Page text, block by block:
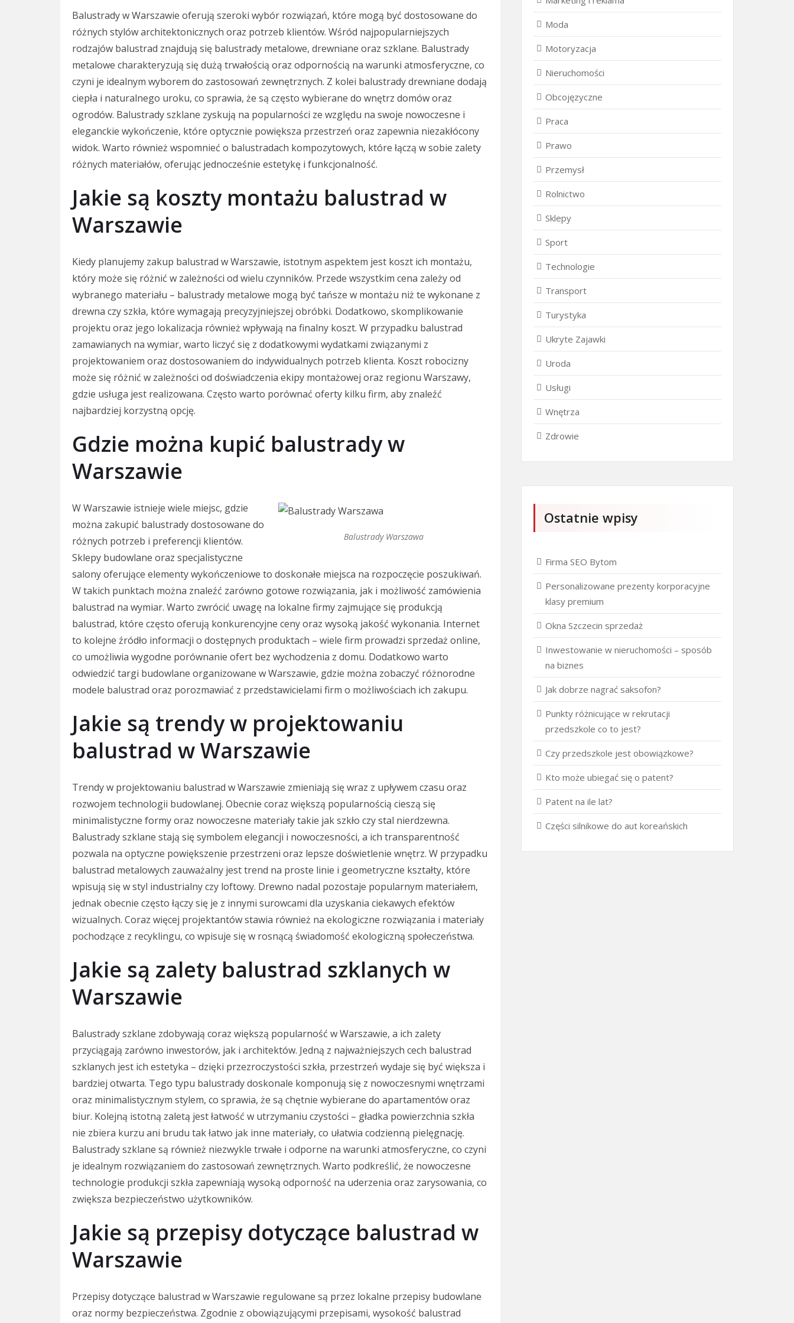
Balustrady w Warszawie oferują szeroki wybór rozwiązań, które mogą być dostosowane do
różnych stylów architektonicznych oraz potrzeb klientów. Wśród najpopularniejszych
rodzajów balustrad znajdują się balustrady metalowe, drewniane oraz szklane. Balustrady
metalowe charakteryzują się dużą trwałością oraz odpornością na warunki atmosferyczne, co
czyni je idealnym wyborem do zastosowań zewnętrznych. Z kolei balustrady drewniane dodają
ciepła i naturalnego uroku, co sprawia, że są często wybierane do wnętrz domów oraz
ogrodów. Balustrady szklane zyskują na popularności ze względu na swoje nowoczesne i
eleganckie wykończenie, które optycznie powiększa przestrzeń oraz zapewnia niezakłócony
widok. Warto również wspomnieć o balustradach kompozytowych, które łączą w sobie zalety
różnych materiałów, oferując jednocześnie estetykę i funkcjonalność.
Jakie są koszty montażu balustrad w
Warszawie
Kiedy planujemy zakup balustrad w Warszawie, istotnym aspektem jest koszt ich montażu,
który może się różnić w zależności od wielu czynników. Przede wszystkim cena zależy od
wybranego materiału – balustrady metalowe mogą być tańsze w montażu niż te wykonane z
drewna czy szkła, które wymagają precyzyjniejszej obróbki. Dodatkowo, skomplikowanie
projektu oraz jego lokalizacja również wpływają na finalny koszt. W przypadku balustrad
zamawianych na wymiar, warto liczyć się z dodatkowymi wydatkami związanymi z
projektowaniem oraz dostosowaniem do indywidualnych potrzeb klienta. Koszt robocizny
może się różnić w zależności od doświadczenia ekipy montażowej oraz regionu Warszawy,
gdzie usługa jest realizowana. Często warto porównać oferty kilku firm, aby znaleźć
najbardziej korzystną opcję.
Gdzie można kupić balustrady w
Warszawie
Balustrady Warszawa
W Warszawie istnieje wiele miejsc, gdzie
można zakupić balustrady dostosowane do
różnych potrzeb i preferencji klientów.
Sklepy budowlane oraz specjalistyczne
salony oferujące elementy wykończeniowe to doskonałe miejsca na rozpoczęcie poszukiwań.
W takich punktach można znaleźć zarówno gotowe rozwiązania, jak i możliwość zamówienia
balustrad na wymiar. Warto zwrócić uwagę na lokalne firmy zajmujące się produkcją
balustrad, które często oferują konkurencyjne ceny oraz wysoką jakość wykonania. Internet
to kolejne źródło informacji o dostępnych produktach – wiele firm prowadzi sprzedaż online,
co umożliwia wygodne porównanie ofert bez wychodzenia z domu. Dodatkowo warto
odwiedzić targi budowlane organizowane w Warszawie, gdzie można zobaczyć różnorodne
modele balustrad oraz porozmawiać z przedstawicielami firm o możliwościach ich zakupu.
Jakie są trendy w projektowaniu
balustrad w Warszawie
Trendy w projektowaniu balustrad w Warszawie zmieniają się wraz z upływem czasu oraz
rozwojem technologii budowlanej. Obecnie coraz większą popularnością cieszą się
minimalistyczne formy oraz nowoczesne materiały takie jak szkło czy stal nierdzewna.
Balustrady szklane stają się symbolem elegancji i nowoczesności, a ich transparentność
pozwala na optyczne powiększenie przestrzeni oraz lepsze doświetlenie wnętrz. W przypadku
balustrad metalowych zauważalny jest trend na proste linie i geometryczne kształty, które
wpisują się w styl industrialny czy loftowy. Drewno nadal pozostaje popularnym materiałem,
jednak obecnie często łączy się je z innymi surowcami dla uzyskania ciekawych efektów
wizualnych. Coraz więcej projektantów stawia również na ekologiczne rozwiązania i materiały
pochodzące z recyklingu, co wpisuje się w rosnącą świadomość ekologiczną społeczeństwa.
Jakie są zalety balustrad szklanych w
Warszawie
Balustrady szklane zdobywają coraz większą popularność w Warszawie, a ich zalety
przyciągają zarówno inwestorów, jak i architektów. Jedną z najważniejszych cech balustrad
szklanych jest ich estetyka – dzięki przezroczystości szkła, przestrzeń wydaje się być większa i
bardziej otwarta. Tego typu balustrady doskonale komponują się z nowoczesnymi wnętrzami
oraz minimalistycznym stylem, co sprawia, że są chętnie wybierane do apartamentów oraz
biur. Kolejną istotną zaletą jest łatwość w utrzymaniu czystości – gładka powierzchnia szkła
nie zbiera kurzu ani brudu tak łatwo jak inne materiały, co ułatwia codzienną pielęgnację.
Balustrady szklane są również niezwykle trwałe i odporne na warunki atmosferyczne, co czyni
je idealnym rozwiązaniem do zastosowań zewnętrznych. Warto podkreślić, że nowoczesne
technologie produkcji szkła zapewniają wysoką odporność na uderzenia oraz zarysowania, co
zwiększa bezpieczeństwo użytkowników.
Jakie są przepisy dotyczące balustrad w
Warszawie
Przepisy dotyczące balustrad w Warszawie regulowane są przez lokalne przepisy budowlane
oraz normy bezpieczeństwa. Zgodnie z obowiązującymi przepisami, wysokość balustrad
Moda
Motoryzacja
Nieruchomości
Obcojęzyczne
Praca
Prawo
Przemysł
Rolnictwo
Sklepy
Sport
Technologie
Transport
Turystyka
Ukryte Zajawki
Uroda
Usługi
Wnętrza
Zdrowie
Ostatnie wpisy
Firma SEO Bytom
Personalizowane prezenty korporacyjne
klasy premium
Okna Szczecin sprzedaż
Inwestowanie w nieruchomości – sposób
na biznes
Jak dobrze nagrać saksofon?
Punkty różnicujące w rekrutacji
przedszkole co to jest?
Czy przedszkole jest obowiązkowe?
Kto może ubiegać się o patent?
Patent na ile lat?
Części silnikowe do aut koreańskich